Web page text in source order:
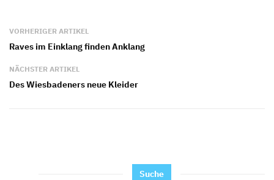
VORHERIGER ARTIKEL
Raves im Einklang finden Anklang
NÄCHSTER ARTIKEL
Des Wiesbadeners neue Kleider
Suche